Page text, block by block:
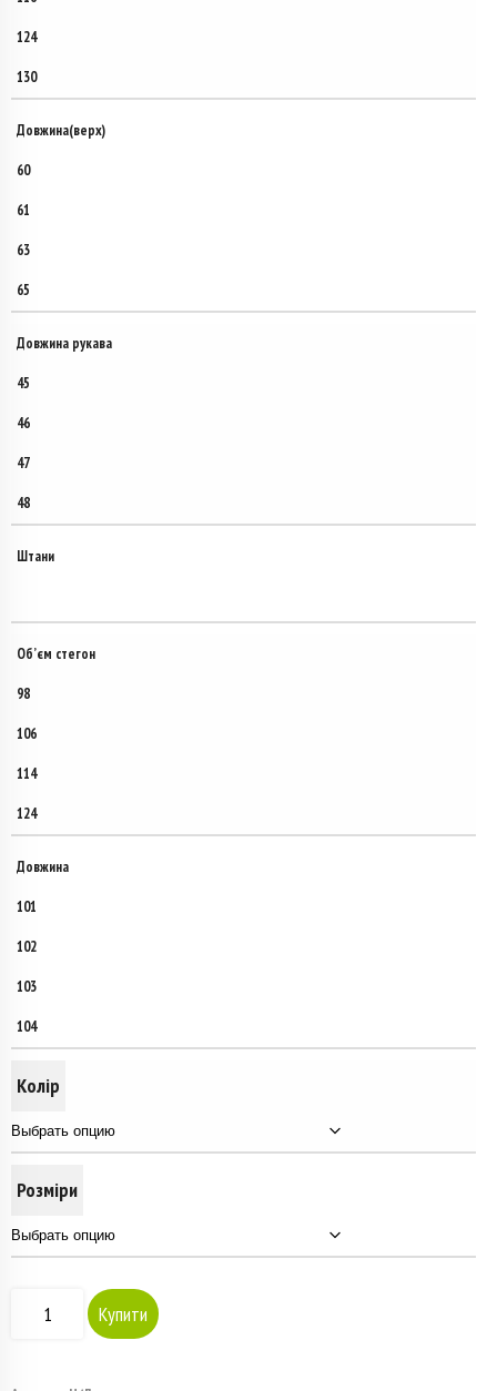
124
130
Довжина(верх)
60
61
63
65
Довжина рукава
45
46
47
48
Штани
Об’єм стегон
98
106
114
124
Довжина
101
102
103
104
Колір
Розміри
КоличествоКупити